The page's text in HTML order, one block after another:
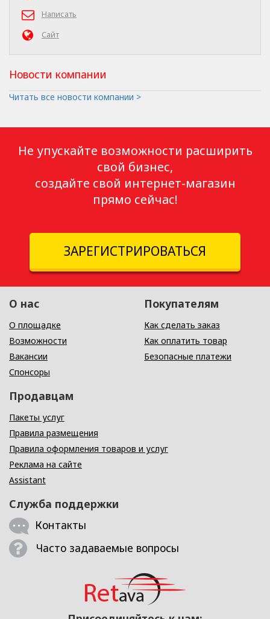
Написать
Сайт
Новости компании
Читать все новости компании >
Не упускайте возможности расширить
свой бизнес,
создайте свой интернет-магазин
прямо сейчас!
ЗАРЕГИСТРИРОВАТЬСЯ
О нас
О площадке
Возможности
Вакансии
Спонсоры
Покупателям
Как сделать заказ
Как оплатить товар
Безопасные платежи
Продавцам
Пакеты услуг
Правила размещения
Правила оформления товаров и услуг
Реклама на сайте
Assistant
Служба поддержки
Контакты
Часто задаваемые вопросы